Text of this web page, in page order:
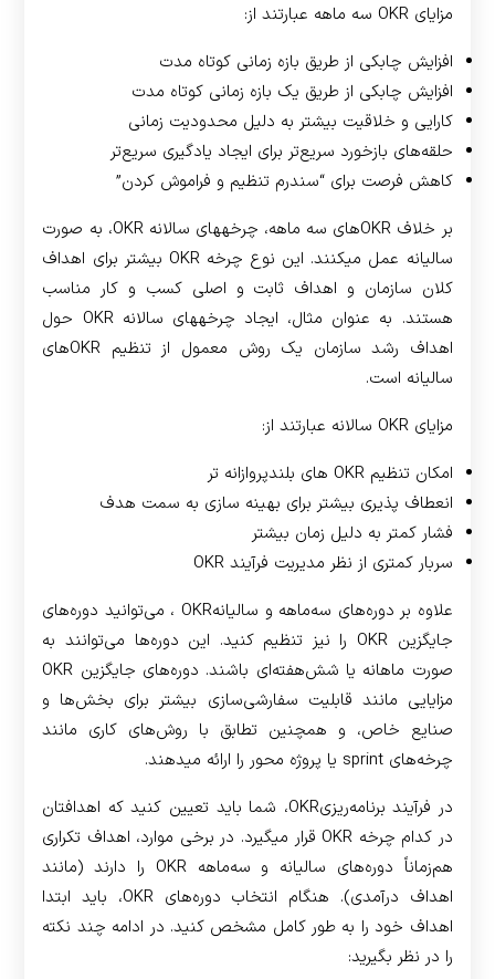
مزایای OKR سه ماهه عبارتند از:
افزایش چابکی از طریق بازه زمانی کوتاه مدت
افزایش چابکی از طریق یک بازه زمانی کوتاه­ مدت
کارایی و خلاقیت بیشتر به دلیل محدودیت زمانی
حلقه‌های بازخورد سریع‌تر برای ایجاد یادگیری سریع‌تر
کاهش فرصت‌ برای “سندرم تنظیم و فراموش کردن”
بر خلاف OKR­های سه ماهه، چرخه­های سالانه OKR، به صورت
سالیانه عمل می­کنند. این نوع چرخه OKR بیشتر برای اهداف
کلان سازمان و اهداف ثابت و اصلی کسب و کار مناسب
هستند. به عنوان مثال، ایجاد چرخه­های سالانه OKR حول
اهداف رشد سازمان یک روش معمول از تنظیم OKR­های
سالیانه است.
مزایای OKR سالانه عبارتند از:
امکان تنظیم OKR های بلندپروازانه تر
انعطاف پذیری بیشتر برای بهینه سازی به سمت هدف
فشار کمتر به دلیل زمان بیشتر
سربار کمتری از نظر مدیریت فرآیند OKR
علاوه بر دوره‌های سه‌ماهه و سالیانه­OKR ، می‌توانید دوره‌های
جایگزین OKR را نیز تنظیم کنید. این دوره‌ها می‌توانند به
صورت ماهانه یا شش‌هفته‌ای باشند. دوره‌های جایگزین OKR
مزایایی مانند قابلیت سفارشی‌سازی بیشتر برای بخش‌ها و
صنایع خاص، و همچنین تطابق با روش‌های کاری مانند
چرخه‌های sprint یا پروژه محور را ارائه می­دهند.
در فرآیند برنامه‌ریزی­OKR، شما باید تعیین کنید که اهدافتان
در کدام چرخه OKR قرار می­گیرد. در برخی موارد، اهداف تکراری
هم‌زماناً دوره‌های سالیانه و سه‌ماهه OKR را دارند (مانند
اهداف درآمدی). هنگام انتخاب دوره‌های ­OKR، باید ابتدا
اهداف خود را به طور کامل مشخص کنید. در ادامه چند نکته
را در نظر بگیرید: